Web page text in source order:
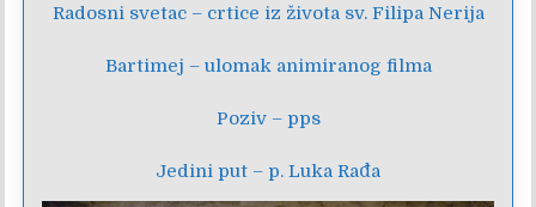
Radosni svetac – crtice iz života sv. Filipa Nerija
Bartimej – ulomak animiranog filma
Poziv – pps
Jedini put – p. Luka Rađa